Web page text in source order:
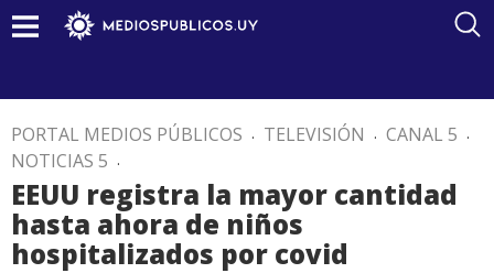
PORTAL MEDIOS PÚBLICOS . TELEVISIÓN . CANAL 5 .
NOTICIAS 5 .
EEUU registra la mayor cantidad
hasta ahora de niños
hospitalizados por covid